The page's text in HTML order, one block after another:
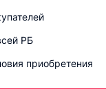
РБ
приобретения